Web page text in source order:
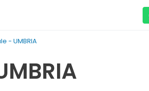
- UMBRIA